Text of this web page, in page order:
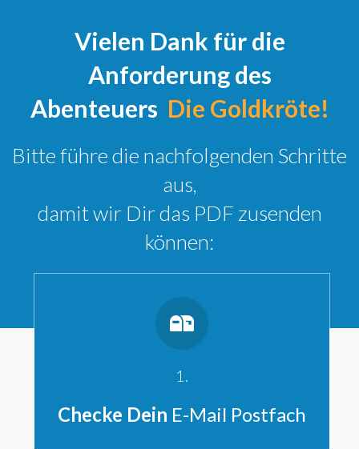
Vielen Dank für die
Anforderung des
Abenteuers Die Goldkröte!
Bitte führe die nachfolgenden Schritte
aus,
damit wir Dir das PDF zusenden
können:
1.
Checke Dein E-Mail Postfach